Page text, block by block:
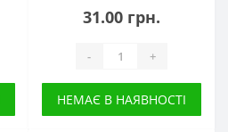
31.00 грн.
- +
НЕМАЄ В НАЯВНОСТІ